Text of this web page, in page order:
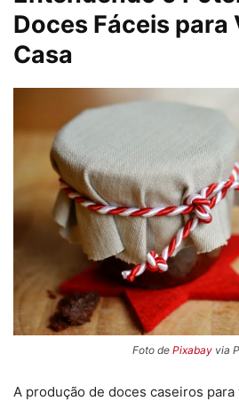
Doces Fáceis para
Casa
Foto de Pixabay via
A produção de doces caseiros para